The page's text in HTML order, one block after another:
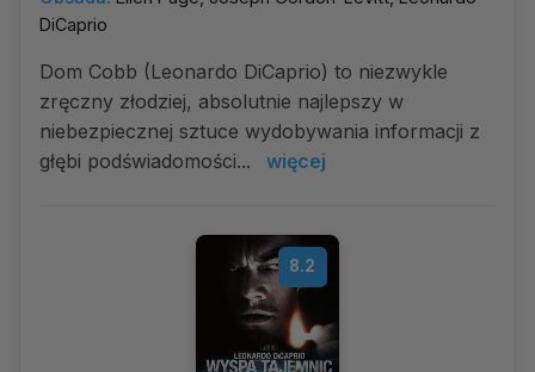
DiCaprio
Dom Cobb (Leonardo DiCaprio) to niezwykle
zręczny złodziej, absolutnie najlepszy w
niebezpiecznej sztuce wydobywania informacji z
głębi podświadomości...
więcej
8.2